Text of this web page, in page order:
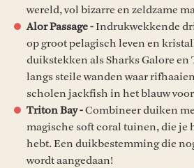
wereld, vol bizarre en zeldzame
Alor Passage -Indrukwekkende
op groot pelagisch leven en
duikstekken als Sharks Galore en
langs steile wanden waar
scholen jackfish in het blauw
Triton Bay -Combineer duiken
magische soft coral tuinen, die je
hebt. Een duikbestemming die
wordt aangedaan!